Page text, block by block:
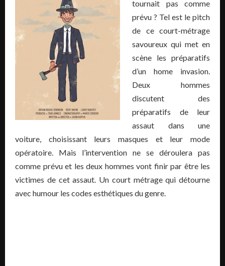
tournait pas comme
prévu ? Tel est le pitch
de ce court-métrage
savoureux qui met en
scène les préparatifs
d’un home invasion.
Deux hommes
discutent des
préparatifs de leur
assaut dans une
voiture, choisissant leurs masques et leur mode
opératoire. Mais l’intervention ne se déroulera pas
comme prévu et les deux hommes vont finir par être les
victimes de cet assaut. Un court métrage qui détourne
avec humour les codes esthétiques du genre.